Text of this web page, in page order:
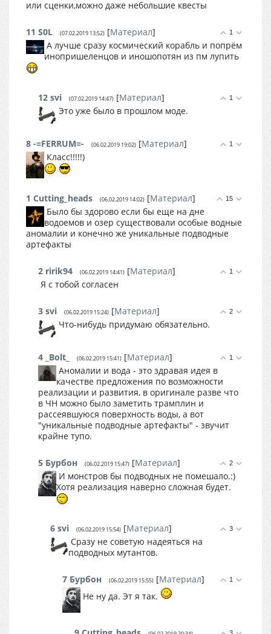
или сценки,можно даже небольшие квесты
1
11 S0L (07.02.2019 13:52) [Материал]
А лучше сразу космический корабль и попрём
инопришеленцов и иношопотян из пм лупить
1
12 svi (07.02.2019 14:47) [Материал]
Это уже было в прошлом моде.
1
8 -=FERRUM=- (06.02.2019 19:02) [Материал]
Класс!!!!!)
15
1 Cutting_heads (06.02.2019 14:02) [Материал]
Было бы здорово если бы еще на дне
водоемов и озер существовали особые водные
аномалии и конечно же уникальные подводные
артефакты
1
2 ririk94 (06.02.2019 14:41) [Материал]
Я с тобой согласен
2
3 svi (06.02.2019 15:24) [Материал]
Что-нибудь придумаю обязательно.
1
4 _Bolt_ (06.02.2019 15:41) [Материал]
Аномалии и вода - это здравая идея в
качестве предложения по возможности
реализации и развития, в оригинале разве что
в ЧН можно было заметить трамплин и
рассеявшуюся поверхность воды, а вот
"уникальные подводные артефакты" - звучит
крайне тупо.
2
5 Бурбон (06.02.2019 15:47) [Материал]
И монстров бы подводных не помешало.:)
Хотя реализация наверно сложная будет.
3
6 svi (06.02.2019 15:54) [Материал]
Сразу не советую надеяться на
подводных мутантов.
1
7 Бурбон (06.02.2019 15:55) [Материал]
Не ну да. Эт я так.